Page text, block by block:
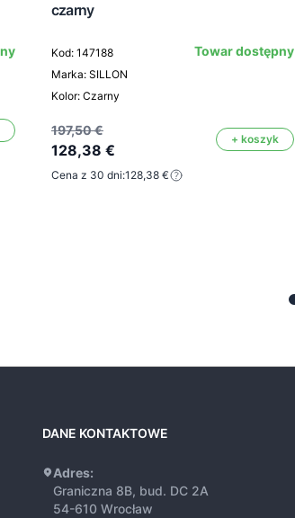
czarny
Kod: 147188
Marka: SILLON
Kolor: Czarny
Towar dostępny
197,50 €
128,38 €
+ koszyk
Cena z 30 dni:128,38 €
DANE KONTAKTOWE
Adres:
Graniczna 8B, bud. DC 2A
54-610 Wrocław